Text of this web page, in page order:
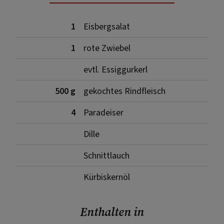
1
Eisbergsalat
1
rote Zwiebel
evtl. Essiggurkerl
500 g
gekochtes Rindfleisch
4
Paradeiser
Dille
Schnittlauch
Kürbiskernöl
Enthalten in